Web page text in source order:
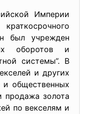
Империи
был учрежден
оборотов и
системы”. В
и других
и общественных
продажа золота
по векселям и